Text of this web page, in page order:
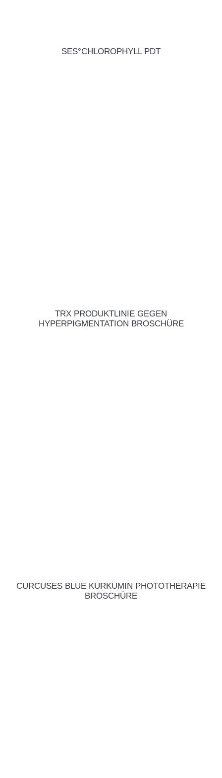
SES°CHLOROPHYLL PDT
TRX PRODUKTLINIE GEGEN
HYPERPIGMENTATION BROSCHÜRE
CURCUSES BLUE KURKUMIN PHOTOTHERAPIE
BROSCHÜRE